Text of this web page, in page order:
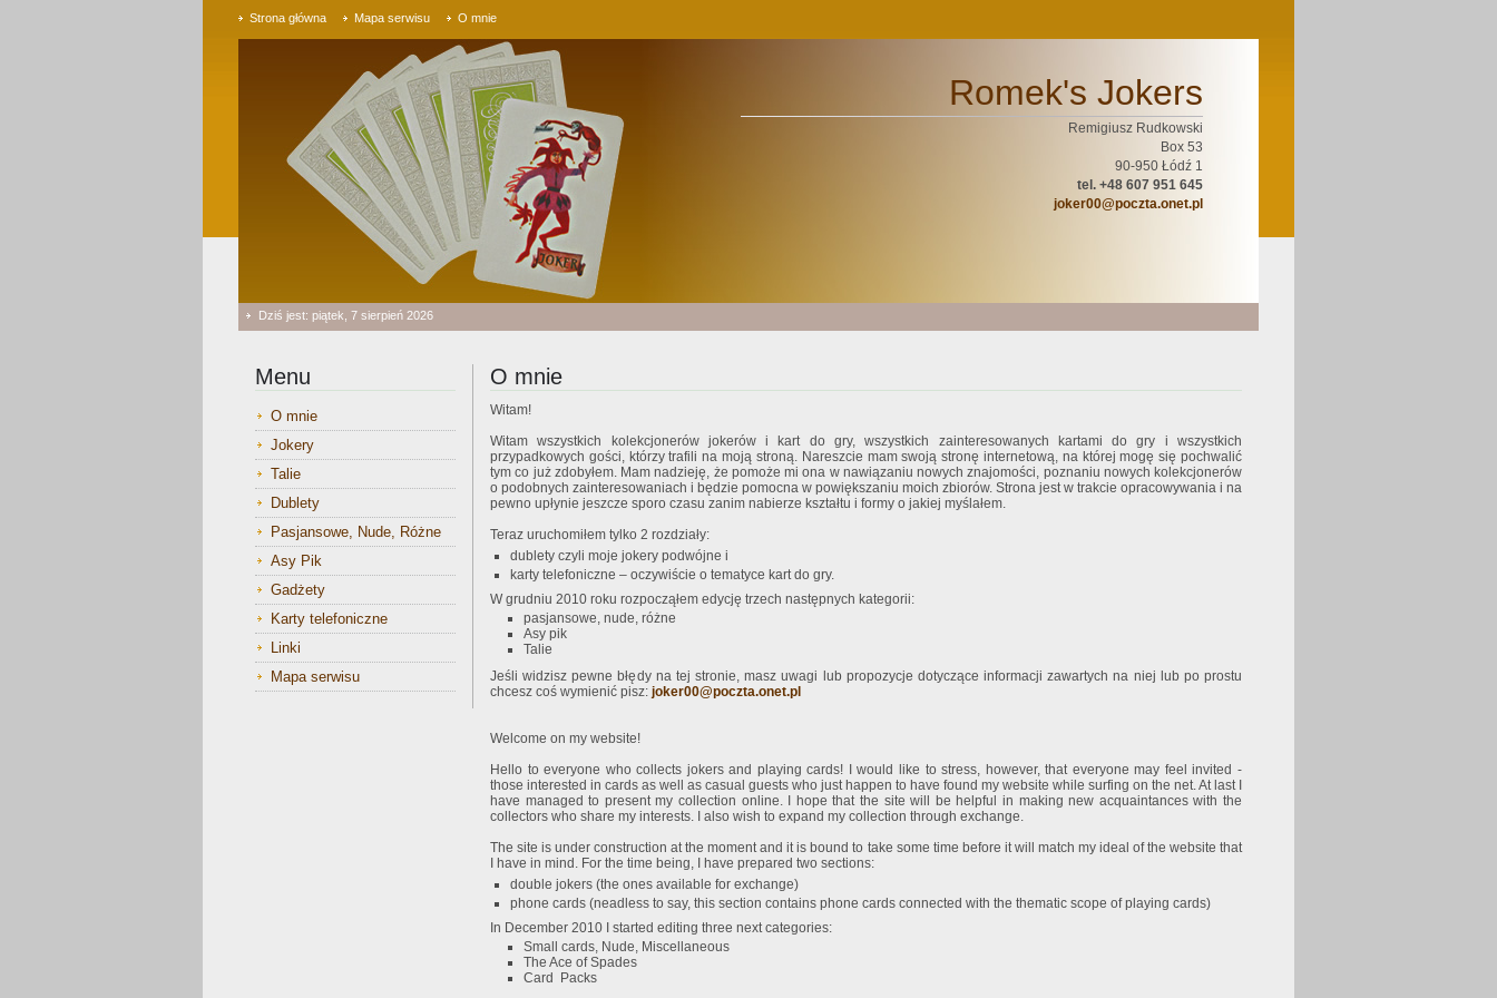
Strona główna Mapa serwisu O mnie
Romek's Jokers
Remigiusz Rudkowski
Box 53
90-950 Łódź 1
tel. +48 607 951 645
joker00@poczta.onet.pl
Dziś jest: piątek, 7 sierpień 2026
Menu
O mnie
Jokery
Talie
Dublety
Pasjansowe, Nude, Różne
Asy Pik
Gadżety
Karty telefoniczne
Linki
Mapa serwisu
O mnie
Witam!
Witam wszystkich kolekcjonerów jokerów i kart do gry, wszystkich zainteresowanych kartami do gry i wszystkich
przypadkowych gości, którzy trafili na moją stroną. Nareszcie mam swoją stronę internetową, na której mogę się pochwalić
tym co już zdobyłem. Mam nadzieję, że pomoże mi ona w nawiązaniu nowych znajomości, poznaniu nowych kolekcjonerów
o podobnych zainteresowaniach i będzie pomocna w powiększaniu moich zbiorów. Strona jest w trakcie opracowywania i na
pewno upłynie jeszcze sporo czasu zanim nabierze kształtu i formy o jakiej myślałem.
Teraz uruchomiłem tylko 2 rozdziały:
dublety czyli moje jokery podwójne i
karty telefoniczne – oczywiście o tematyce kart do gry.
W grudniu 2010 roku rozpocząłem edycję trzech następnych kategorii:
pasjansowe, nude, różne
Asy pik
Talie
Jeśli widzisz pewne błędy na tej stronie, masz uwagi lub propozycje dotyczące informacji zawartych na niej lub po prostu
chcesz coś wymienić pisz: joker00@poczta.onet.pl
Welcome on my website!
Hello to everyone who collects jokers and playing cards! I would like to stress, however, that everyone may feel invited -
those interested in cards as well as casual guests who just happen to have found my website while surfing on the net. At last I
have managed to present my collection online. I hope that the site will be helpful in making new acquaintances with the
collectors who share my interests. I also wish to expand my collection through exchange.
The site is under construction at the moment and it is bound to take some time before it will match my ideal of the website that
I have in mind. For the time being, I have prepared two sections:
double jokers (the ones available for exchange)
phone cards (neadless to say, this section contains phone cards connected with the thematic scope of playing cards)
In December 2010 I started editing three next categories:
Small cards, Nude, Miscellaneous
The Ace of Spades
Card Packs